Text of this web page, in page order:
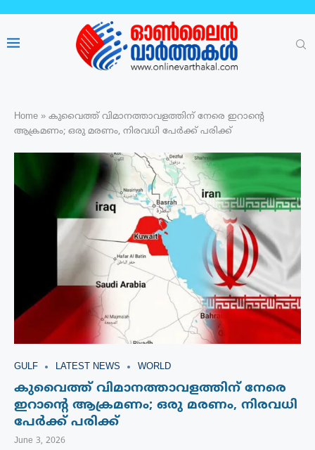
Home » കുവൈത്ത് വിമാനത്താവളത്തിന് നേരെ ഇറാന്‍റെ
ആക്രമണം; ഒരു മരണം, നിരവധി പേർക്ക് പരിക്ക്
GULF LATEST NEWS WORLD
കുവൈത്ത് വിമാനത്താവളത്തിന് നേരെ
ഇറാന്‍റെ ആക്രമണം; ഒരു മരണം, നിരവധി
പേർക്ക് പരിക്ക്
June 3, 2026